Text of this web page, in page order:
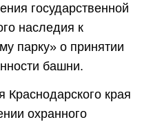
государственной
наследия к
парку» о принятии
башни.
Краснодарского края
охранного